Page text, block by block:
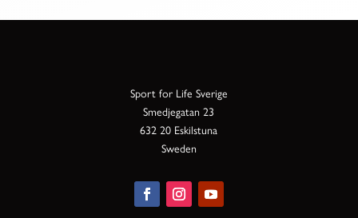
Sport for Life Sverige
Smedjegatan 23
632 20 Eskilstuna
Sweden